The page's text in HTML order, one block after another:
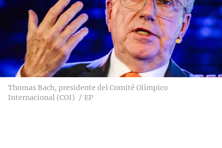
Thomas Bach, presidente del Comité Olímpico
Internacional (COI)
EP